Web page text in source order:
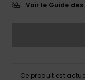
Voir le Guide
Ce produit est